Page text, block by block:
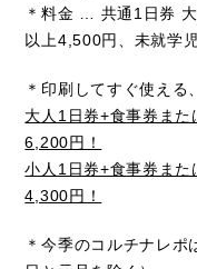
＊料金 … 共通1日券
以上4,500円、未就学
＊印刷してすぐ使える
大人1日券+食事券ま
6,200円！
小人1日券+食事券ま
4,300円！
＊今季のコルチナレ